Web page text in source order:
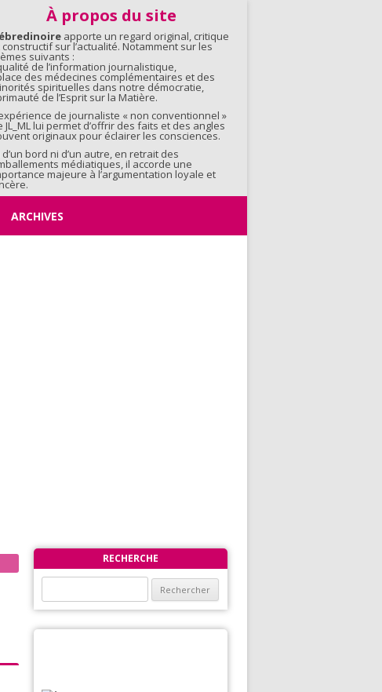
À propos du site
apporte un regard original, critique
constructif sur l’actualité. Notamment sur les
suivants :
de l’information journalistique,
des médecines complémentaires et des
spirituelles dans notre démocratie,
de l’Esprit sur la Matière.
de journaliste « non conventionnel »
JL_ML lui permet d’offrir des faits et des angles
originaux pour éclairer les consciences.
d’un bord ni d’un autre, en retrait des
médiatiques, il accorde une
majeure à l’argumentation loyale et
au contenu
ARCHIVES
RECHERCHE